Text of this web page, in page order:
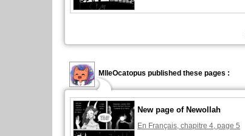
MlleOcatopus published these pages :
New page of Newollah
En Français, chapitre 4, page 5